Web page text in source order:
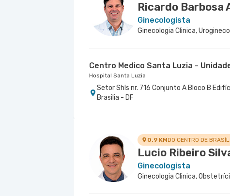
Ricardo Barbosa
Ginecologista
Ginecologia Clinica,
Centro Medico Santa Luzia -
Hospital Santa Luzia
Setor Shls nr. 716 Conjunto A Bloco B
Brasilia - DF
0.9 KMDO CENTRO DE
Lucio Ribeiro
Ginecologista
Ginecologia Clinica,